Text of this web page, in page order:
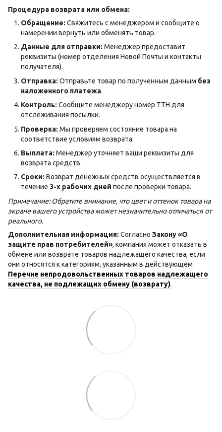
Процедура возврата или обмена:
Обращение: Свяжитесь с менеджером и сообщите о
намерении вернуть или обменять товар.
Данные для отправки: Менеджер предоставит
реквизиты (номер отделения Новой Почты и контакты
получателя).
Отправка: Отправьте товар по полученным данным без
наложенного платежа.
Контроль: Сообщите менеджеру номер ТТН для
отслеживания посылки.
Проверка: Мы проверяем состояние товара на
соответствие условиям возврата.
Выплата: Менеджер уточняет ваши реквизиты для
возврата средств.
Сроки: Возврат денежных средств осуществляется в
течение 3-х рабочих дней после проверки товара.
Примечание: Обратите внимание, что цвет и оттенок товара на
экране вашего устройства может незначительно отличаться от
реального.
Дополнительная информация: Согласно Закону «О
защите прав потребителей», компания может отказать в
обмене или возврате товаров надлежащего качества, если
они относятся к категориям, указанным в действующем
Перечне непродовольственных товаров надлежащего
качества, не подлежащих обмену (возврату).